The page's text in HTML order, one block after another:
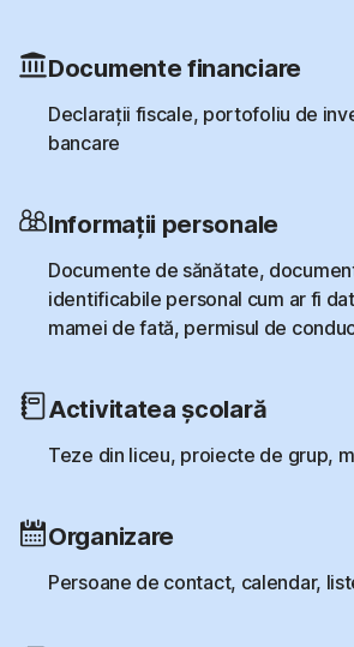
Documente financiare
Declarații fiscale, portofoliu de
bancare
Informații personale
Documente de sănătate,
identificabile personal cum ar fi
mamei de fată, permisul de
Activitatea școlară
Teze din liceu, proiecte de grup,
Organizare
Persoane de contact, calendar,